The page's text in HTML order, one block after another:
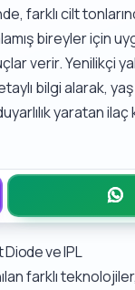
farklı cilt
bireyler için
verir. Yenilikçi
bilgi alarak,
yaratan
ve IPL
farklı